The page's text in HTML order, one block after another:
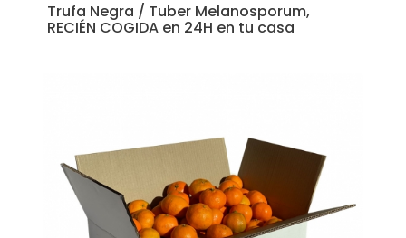
Trufa Negra / Tuber Melanosporum,
RECIÉN COGIDA en 24H en tu casa